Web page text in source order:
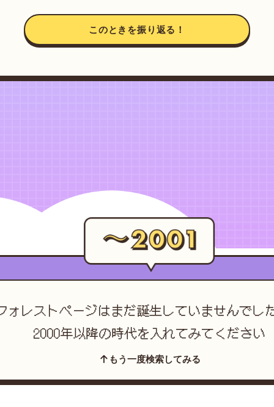
このときを振り返る！
ォレストページはまだ誕生していませんで
2000年以降の時代を入れてみてください
もう一度検索してみる